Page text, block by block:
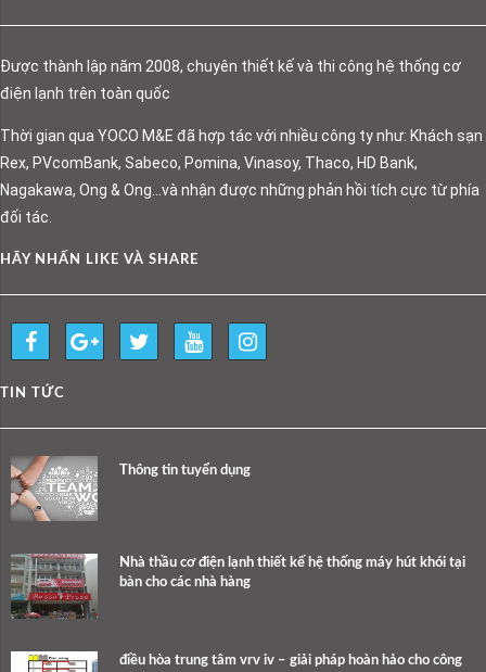
Được thành lập năm 2008, chuyên thiết kế và thi công hệ thống cơ
điện lạnh trên toàn quốc
Thời gian qua YOCO M&E đã hợp tác với nhiều công ty như: Khách sạn
Rex, PVcomBank, Sabeco, Pomina, Vinasoy, Thaco, HD Bank,
Nagakawa, Ong & Ong…và nhận được những phản hồi tích cực từ phía
đối tác.
HÃY NHẤN LIKE VÀ SHARE
TIN TỨC
Thông tin tuyển dụng
Nhà thầu cơ điện lạnh thiết kế hệ thống máy hút khói tại
bàn cho các nhà hàng
điều hòa trung tâm vrv iv – giải pháp hoàn hảo cho công